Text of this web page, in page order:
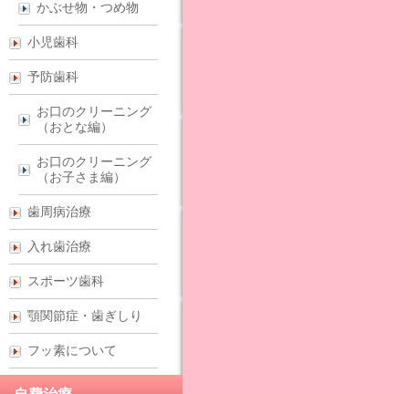
かぶせ物・つめ物
小児歯科
予防歯科
お口のクリーニング
（おとな編）
お口のクリーニング
（お子さま編）
歯周病治療
入れ歯治療
スポーツ歯科
顎関節症・歯ぎしり
フッ素について